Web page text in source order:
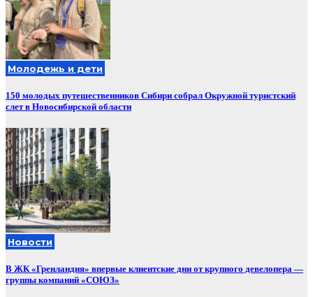
Молодежь и дети
150 молодых путешественников Сибири собрал Окружной туристский
слет в Новосибирской области
Новости
В ЖК «Гренландия» впервые клиентские дни от крупного девелопера —
группы компаний «СОЮЗ»